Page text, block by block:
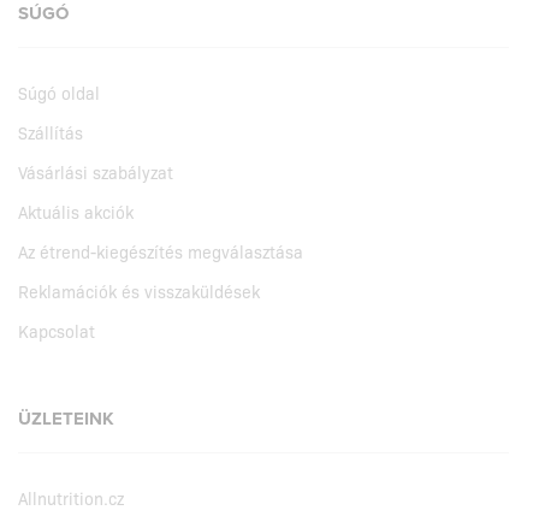
SÚGÓ
Súgó oldal
Szállítás
Vásárlási szabályzat
Aktuális akciók
Az étrend-kiegészítés megválasztása
Reklamációk és visszaküldések
Kapcsolat
ÜZLETEINK
Allnutrition.cz